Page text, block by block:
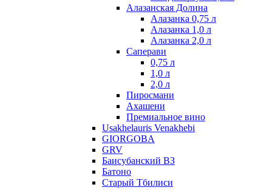
Алазанская Долина
Алазанка 0,75 л
Алазанка 1,0 л
Алазанка 2,0 л
Саперави
0,75 л
1,0 л
2,0 л
Пиросмани
Ахашени
Премиальное вино
Usakhelauris Venakhebi
GIORGOBA
GRV
Баисубанский ВЗ
Батоно
Старый Тбилиси